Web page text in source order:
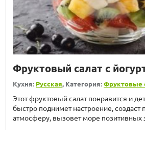
Кухня: Русская, Категория:Фруктовые
Этот фруктовый салат понравится и
быстро поднимет настроение, создаст
атмосферу, вызовет море позитивных